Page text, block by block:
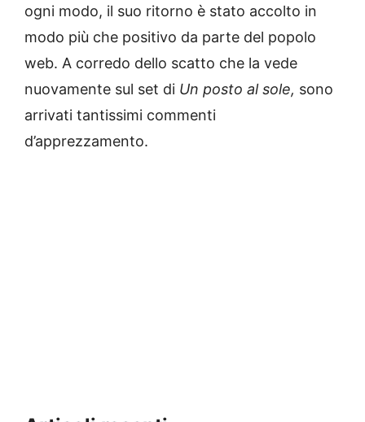
ogni modo, il suo ritorno è stato accolto in
modo più che positivo da parte del popolo
web. A corredo dello scatto che la vede
nuovamente sul set di Un posto al sole, sono
arrivati tantissimi commenti
d’apprezzamento.